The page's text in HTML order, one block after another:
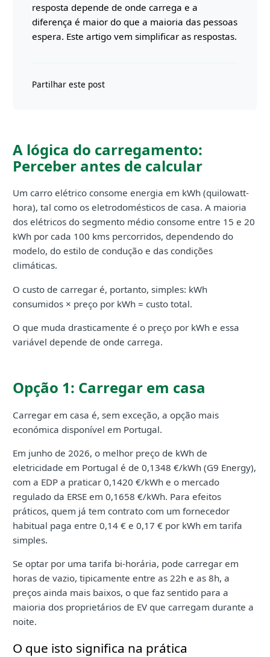
resposta depende de onde carrega e a
diferença é maior do que a maioria das pessoas
espera. Este artigo vem simplificar as respostas.
Partilhar este post
A lógica do carregamento:
Perceber antes de calcular
Um carro elétrico consome energia em kWh (quilowatt-
hora), tal como os eletrodomésticos de casa. A maioria
dos elétricos do segmento médio consome entre 15 e 20
kWh por cada 100 kms percorridos, dependendo do
modelo, do estilo de condução e das condições
climáticas.
O custo de carregar é, portanto, simples: kWh
consumidos × preço por kWh = custo total.
O que muda drasticamente é o preço por kWh e essa
variável depende de onde carrega.
Opção 1: Carregar em casa
Carregar em casa é, sem exceção, a opção mais
económica disponível em Portugal.
Em junho de 2026, o melhor preço de kWh de
eletricidade em Portugal é de 0,1348 €/kWh (G9 Energy),
com a EDP a praticar 0,1420 €/kWh e o mercado
regulado da ERSE em 0,1658 €/kWh. Para efeitos
práticos, quem já tem contrato com um fornecedor
habitual paga entre 0,14 € e 0,17 € por kWh em tarifa
simples.
Se optar por uma tarifa bi-horária, pode carregar em
horas de vazio, tipicamente entre as 22h e as 8h, a
preços ainda mais baixos, o que faz sentido para a
maioria dos proprietários de EV que carregam durante a
noite.
O que isto significa na prática